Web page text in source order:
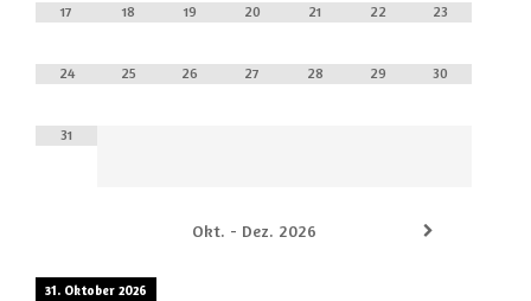
17 18 19 20 21 22 23
24 25 26 27 28 29 30
31
Okt. - Dez. 2026
31. Oktober 2026